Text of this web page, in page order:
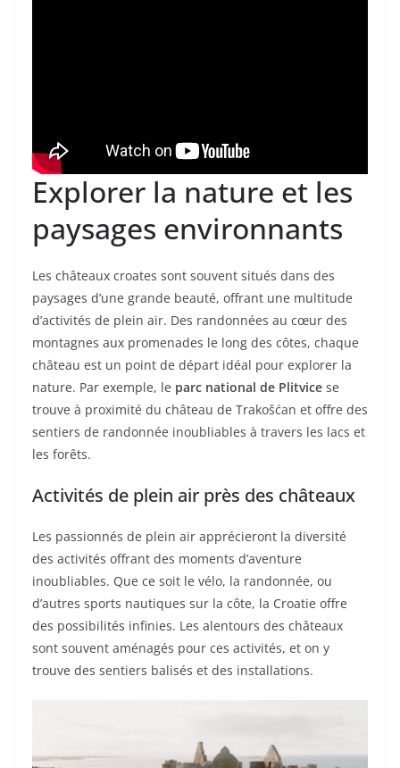
Explorer la nature et les
paysages environnants
Les châteaux croates sont souvent situés dans des
paysages d’une grande beauté, offrant une multitude
d’activités de plein air. Des randonnées au cœur des
montagnes aux promenades le long des côtes, chaque
château est un point de départ idéal pour explorer la
nature. Par exemple, le parc national de Plitvice se
trouve à proximité du château de Trakošćan et offre des
sentiers de randonnée inoubliables à travers les lacs et
les forêts.
Activités de plein air près des châteaux
Les passionnés de plein air apprécieront la diversité
des activités offrant des moments d’aventure
inoubliables. Que ce soit le vélo, la randonnée, ou
d’autres sports nautiques sur la côte, la Croatie offre
des possibilités infinies. Les alentours des châteaux
sont souvent aménagés pour ces activités, et on y
trouve des sentiers balisés et des installations.